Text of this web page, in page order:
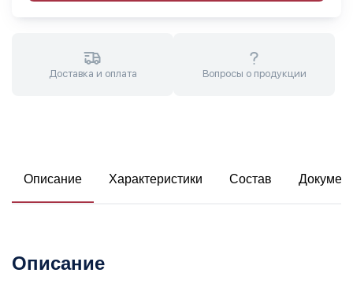
Доставка и оплата Вопросы о продукции
Описание Характеристики Состав
Описание